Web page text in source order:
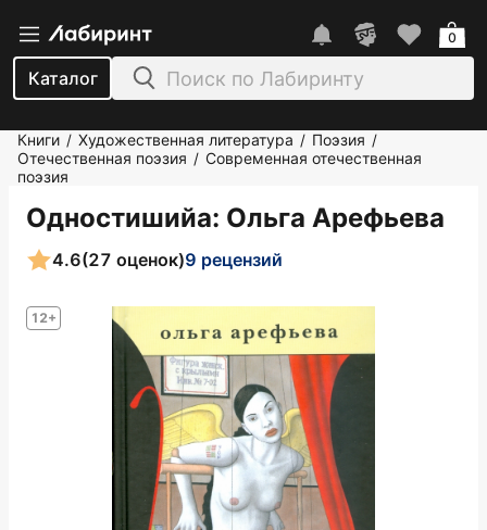
Каталог
0
Книги / Художественная литература / Поэзия /
Отечественная поэзия / Современная отечественная
поэзия
Одностишийа: Ольга Арефьева
12+
4.6(27 оценок)9 рецензий